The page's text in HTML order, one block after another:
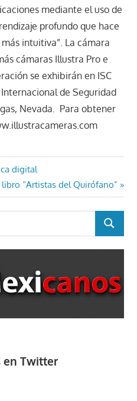
mediante el uso de
profundo que hace
intuitiva”. La cámara
cámaras Illustra Pro e
se exhibirán en ISC
de Seguridad
Nevada. Para obtener
digital
“Artistas del Quirófano”
BUSCAR
en Twitter